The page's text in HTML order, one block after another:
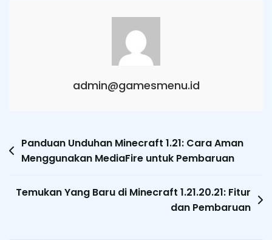
admin@gamesmenu.id
Post
navigation
Panduan Unduhan Minecraft 1.21: Cara Aman
Menggunakan MediaFire untuk Pembaruan
Temukan Yang Baru di Minecraft 1.21.20.21: Fitur
dan Pembaruan